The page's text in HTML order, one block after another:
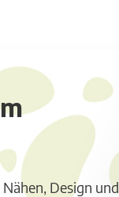
Design und